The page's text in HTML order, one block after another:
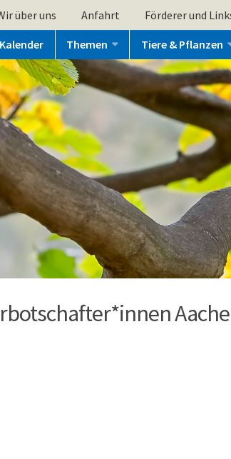
über uns Anfahrt Förderer und
Kalender Themen Tiere & Pflanzen